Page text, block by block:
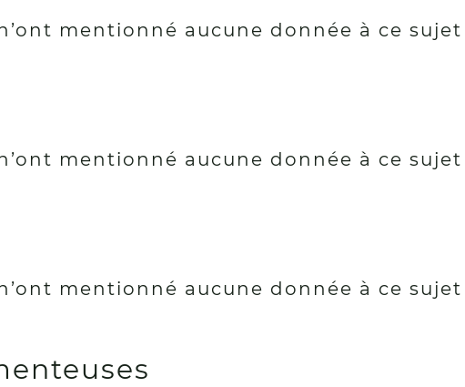
mentionné aucune donnée à ce sujet
mentionné aucune donnée à ce sujet
mentionné aucune donnée à ce sujet